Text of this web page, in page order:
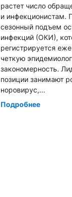
растет число
и инфекционистам.
сезонный подъем
инфекций (ОКИ),
регистрируется
четкую
закономерность.
позиции занимают
норовирус,...
Подробнее